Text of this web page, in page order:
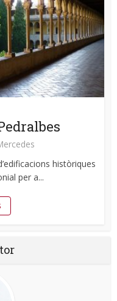
històriques
per a...